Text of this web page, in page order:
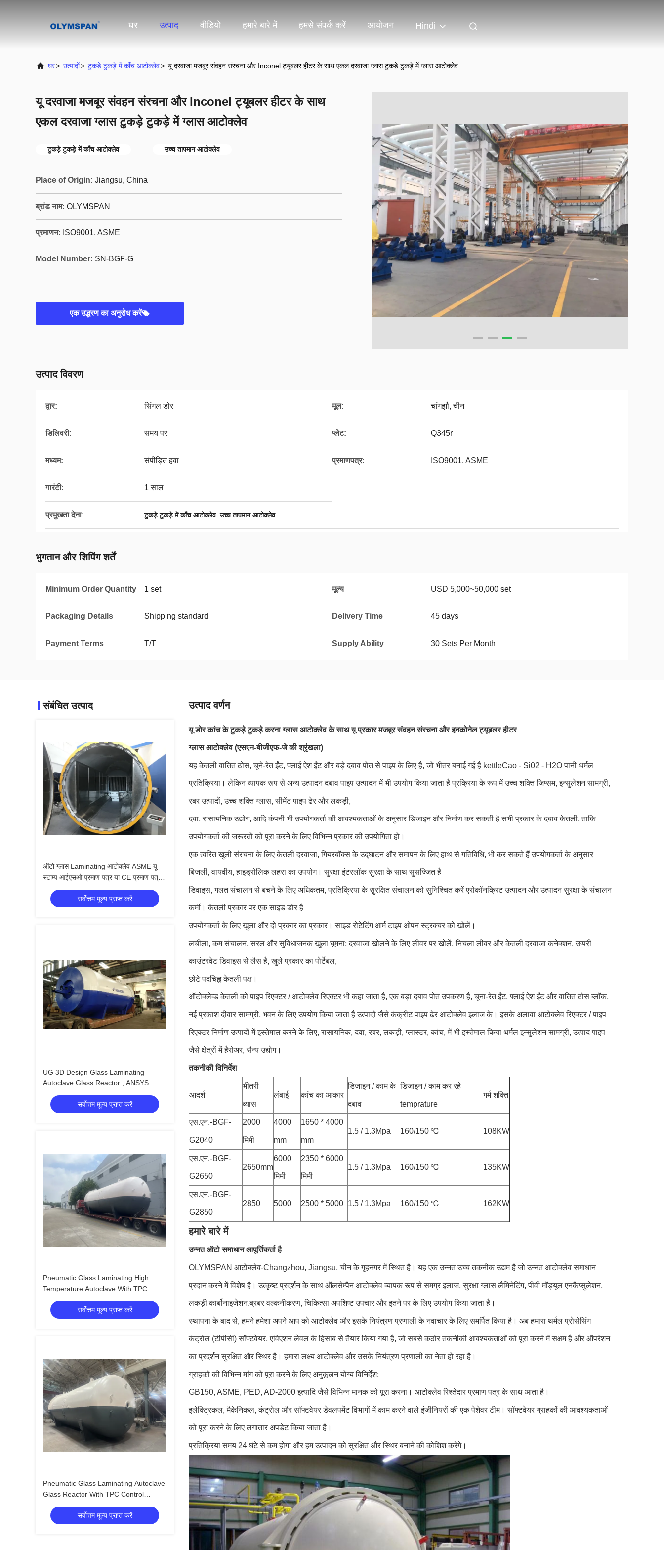
घर उत्पाद वीडियो हमारे बारे में हमसे संपर्क करें आयोजन Hindi
घर> उत्पादों> टुकड़े टुकड़े में काँच आटोक्लेव> यू दरवाजा मजबूर संवहन संरचना और Inconel ट्यूबलर हीटर के साथ एकल दरवाजा ग्लास टुकड़े टुकड़े में ग्लास आटोक्लेव
यू दरवाजा मजबूर संवहन संरचना और Inconel ट्यूबलर हीटर के साथ
एकल दरवाजा ग्लास टुकड़े टुकड़े में ग्लास आटोक्लेव
टुकड़े टुकड़े में काँच आटोक्लेव उच्च तापमान आटोक्लेव
Place of Origin: Jiangsu, China
ब्रांड नाम: OLYMSPAN
प्रमाणन: ISO9001, ASME
Model Number: SN-BGF-G
एक उद्धरण का अनुरोध करें
उत्पाद विवरण
द्वार: सिंगल डोर मूल: चांगझौ, चीन
डिलिवरी: समय पर प्लेट: Q345r
मध्यम: संपीड़ित हवा प्रमाणपत्र: ISO9001, ASME
गारंटी: 1 साल
प्रमुखता देना: टुकड़े टुकड़े में काँच आटोक्लेव,उच्च तापमान आटोक्लेव
भुगतान और शिपिंग शर्तें
Minimum Order Quantity 1 set मूल्य USD 5,000~50,000 set
Packaging Details Shipping standard Delivery Time 45 days
Payment Terms T/T Supply Ability 30 Sets Per Month
संबंधित उत्पाद
ऑटो ग्लास Laminating आटोक्लेव ASME यू
स्टाम्प आईएसओ प्रमाण पत्र या CE प्रमाण पत्र
के साथ
सर्वोत्तम मूल्य प्राप्त करें
UG 3D Design Glass Laminating
Autoclave Glass Reactor , ANSYS
Finite Element Analysis
सर्वोत्तम मूल्य प्राप्त करें
Pneumatic Glass Laminating High
Temperature Autoclave With TPC
Control System And Wind Guiding
Groove Sieveसर्वोत्तम मूल्य प्राप्त करें
Pneumatic Glass Laminating Autoclave
Glass Reactor With TPC Control
System Of GB150 Standards
सर्वोत्तम मूल्य प्राप्त करें
उत्पाद वर्णन
यू डोर कांच के टुकड़े टुकड़े करना ग्लास आटोक्लेव के साथ यू प्रकार मजबूर संवहन संरचना और इनकोनेल ट्यूबलर हीटर
ग्लास आटोक्लेव (एसएन-बीजीएफ-जे की श्रृंखला)
यह केतली वातित ठोस, चूने-रेत ईंट, फ्लाई ऐश ईंट और बड़े दबाव पोत से पाइप के लिए है, जो भीतर बनाई गई है kettleCao - Si02 - H2O पानी थर्मल
प्रतिक्रिया। लेकिन व्यापक रूप से अन्य उत्पादन दबाव पाइप उत्पादन में भी उपयोग किया जाता हैप्रक्रिया के रूप में उच्च शक्ति जिप्सम, इन्सुलेशन सामग्री,
रबर उत्पादों, उच्च शक्ति ग्लास, सीमेंट पाइप ढेर और लकड़ी,
दवा, रासायनिक उद्योग, आदि कंपनी भी उपयोगकर्ता की आवश्यकताओं के अनुसार डिजाइन और निर्माण कर सकती हैसभी प्रकार के दबाव केतली, ताकि
उपयोगकर्ता की जरूरतों को पूरा करने के लिए विभिन्न प्रकार की उपयोगिता हो।
एक त्वरित खुली संरचना के लिए केतली दरवाजा, गियरबॉक्स के उद्घाटन और समापन के लिए हाथ से गतिविधि, भी कर सकते हैंउपयोगकर्ता के अनुसार
बिजली, वायवीय, हाइड्रोलिक लहरा का उपयोग। सुरक्षा इंटरलॉक सुरक्षा के साथ सुसज्जित है
डिवाइस, गलत संचालन से बचने के लिए अधिकतम, प्रतिक्रिया के सुरक्षित संचालन को सुनिश्चित करेंएरोकॉनक्रिट उत्पादन और उत्पादन सुरक्षा के संचालन
कर्मी। केतली प्रकार पर एक साइड डोर है
उपयोगकर्ता के लिए खुला और दो प्रकार का प्रकार। साइड रोटेटिंग आर्म टाइप ओपन स्ट्रक्चर को खोलें।
लचीला, कम संचालन, सरल और सुविधाजनक खुला घूमना; दरवाजा खोलने के लिए लीवर पर खोलें, निचलालीवर और केतली दरवाजा कनेक्शन, ऊपरी
काउंटरवेट डिवाइस से लैस है, खुले प्रकार का पोर्टेबल,
छोटे पदचिह्न केतली पक्ष।
ऑटोक्लेव्ड केतली को पाइप रिएक्टर / आटोक्लेव रिएक्टर भी कहा जाता है, एक बड़ा दबाव पोत उपकरण है,चूना-रेत ईंट, फ्लाई ऐश ईंट और वातित ठोस ब्लॉक,
नई प्रकाश दीवार सामग्री, भवन के लिए उपयोग किया जाता हैउत्पादों जैसे कंक्रीट पाइप ढेर आटोक्लेव इलाज के। इसके अलावा आटोक्लेव रिएक्टर / पाइप
रिएक्टरनिर्माण उत्पादों में इस्तेमाल करने के लिए, रासायनिक, दवा, रबर, लकड़ी, प्लास्टर, कांच, में भी इस्तेमाल किया थर्मल इन्सुलेशन सामग्री, उत्पाद पाइप
जैसे क्षेत्रों में हैरोअर, सैन्य उद्योग।
तकनीकी विनिर्देश
आदर्श
भीतरी
व्यास
लंबाई कांच का आकार
डिजाइन / काम के
दबाव
डिजाइन / काम कर रहे
temprature
गर्म शक्ति
एस.एन.-BGF-
G2040
2000
मिमी
4000
mm
1650 * 4000
mm
1.5 / 1.3Mpa 160/150 ℃ 108KW
एस.एन.-BGF-
G2650
2650mm
6000
मिमी
2350 * 6000
मिमी
1.5 / 1.3Mpa 160/150 ℃ 135KW
एस.एन.-BGF-
G2850
2850 5000 2500 * 5000 1.5 / 1.3Mpa 160/150 ℃ 162KW
हमारे बारे में
उन्नत ऑटो समाधान आपूर्तिकर्ता है
OLYMSPAN आटोक्लेव-Changzhou, Jiangsu, चीन के गृहनगर में स्थित है। यह एक उन्नत उच्च तकनीक उद्यम है जो उन्नत आटोक्लेव समाधान
प्रदान करने में विशेष है। उत्कृष्ट प्रदर्शन के साथ ऑलसेम्पैन आटोक्लेव व्यापक रूप से समग्र इलाज, सुरक्षा ग्लास लैमिनेटिंग, पीवी मॉड्यूल एनकैप्सुलेशन,
लकड़ी कार्बोनाइजेशन.ब्रबर वल्कनीकरण, चिकित्सा अपशिष्ट उपचार और इतने पर के लिए उपयोग किया जाता है।
स्थापना के बाद से, हमने हमेशा अपने आप को आटोक्लेव और इसके नियंत्रण प्रणाली के नवाचार के लिए समर्पित किया है। अब हमारा थर्मल प्रोसेसिंग
कंट्रोल (टीपीसी) सॉफ्टवेयर, एविएशन लेवल के हिसाब से तैयार किया गया है, जो सबसे कठोर तकनीकी आवश्यकताओं को पूरा करने में सक्षम है और ऑपरेशन
का प्रदर्शन सुरक्षित और स्थिर है। हमारा लक्ष्य आटोक्लेव और उसके नियंत्रण प्रणाली का नेता हो रहा है।
ग्राहकों की विभिन्न मांग को पूरा करने के लिए अनुकूलन योग्य विनिर्देश;
GB150, ASME, PED, AD-2000 इत्यादि जैसे विभिन्न मानक को पूरा करना। आटोक्लेव रिश्तेदार प्रमाण पत्र के साथ आता है।
इलेक्ट्रिकल, मैकेनिकल, कंट्रोल और सॉफ्टवेयर डेवलपमेंट विभागों में काम करने वाले इंजीनियरों की एक पेशेवर टीम। सॉफ्टवेयर ग्राहकों की आवश्यकताओं
को पूरा करने के लिए लगातार अपडेट किया जाता है।
प्रतिक्रिया समय 24 घंटे से कम होगा और हम उत्पादन को सुरक्षित और स्थिर बनाने की कोशिश करेंगे।